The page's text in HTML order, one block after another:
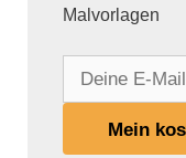
Malvorlagen
Mein